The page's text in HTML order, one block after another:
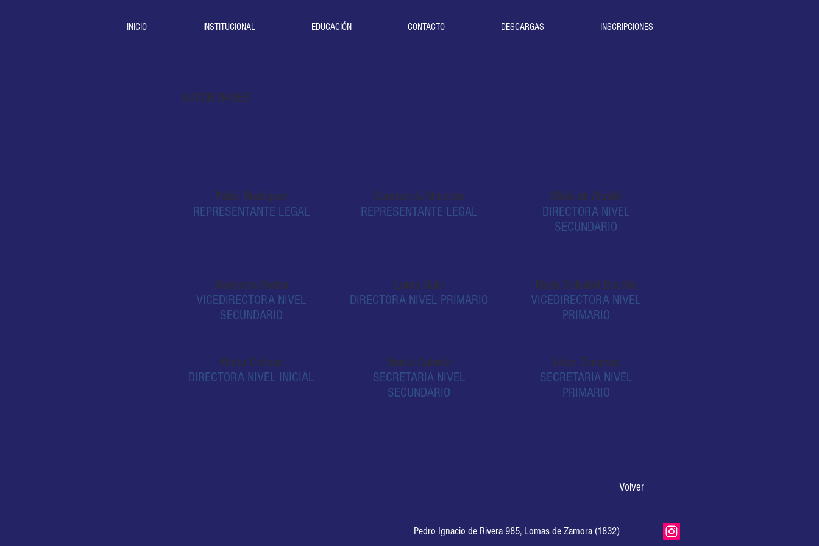
INICIO INSTITUCIONAL EDUCACIÓN CONTACTO DESCARGAS INSCRIPCIONES
Pablo Rodríguez
REPRESENTANTE LEGAL
Constancia Mascolo
REPRESENTANTE LEGAL
Silvia de Aboitiz
DIRECTORA NIVEL
SECUNDARIO
Alejandra Farina
VICEDIRECTORA NIVEL
SECUNDARIO
Laura Guic
DIRECTORA NIVEL PRIMARIO
María Soledad Bucella
VICEDIRECTORA NIVEL
PRIMARIO
Marta Colinas
DIRECTORA NIVEL INICIAL
Noelia Cabella
SECRETARIA NIVEL
SECUNDARIO
Lilian Zacarías
SECRETARIA NIVEL
PRIMARIO
AUTORIDADES
Volver
Pedro Ignacio de Rivera 985, Lomas de Zamora (1832)